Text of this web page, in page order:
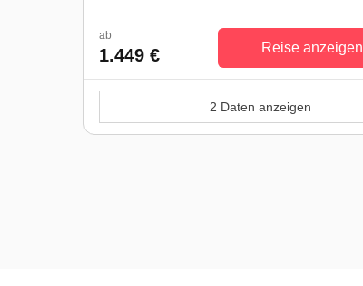
ab
1.449 € Reise anzeigen
2 Daten anzeigen